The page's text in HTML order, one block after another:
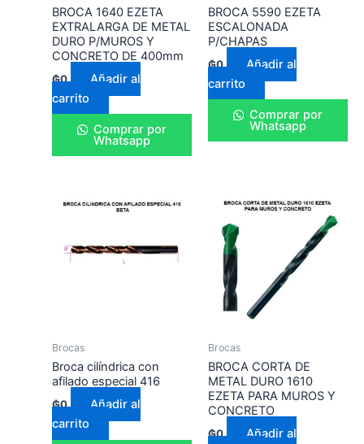
BROCA 1640 EZETA
EXTRALARGA DE METAL
DURO P/MUROS Y
CONCRETO DE 400mm
₲0
Añadir al
carrito
Comprar por
Whatsapp
BROCA 5590 EZETA
ESCALONADA
P/CHAPAS
₲0
Añadir al
carrito
Comprar por
Whatsapp
Brocas
Broca cilíndrica con
afilado especial 416
₲0
Añadir al
carrito
Brocas
BROCA CORTA DE
METAL DURO 1610
EZETA PARA MUROS Y
CONCRETO
₲0
Añadir al